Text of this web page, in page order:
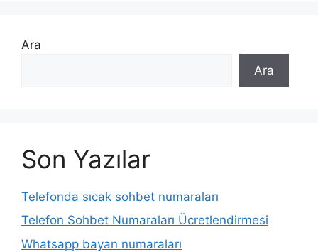
Ara
Ara
Son Yazılar
Telefonda sıcak sohbet numaraları
Telefon Sohbet Numaraları Ücretlendirmesi
Whatsapp bayan numaraları